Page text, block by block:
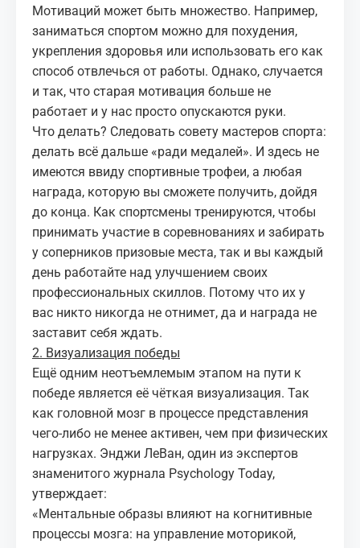
Мотиваций может быть множество. Например,
заниматься спортом можно для похудения,
укрепления здоровья или использовать его как
способ отвлечься от работы. Однако, случается
и так, что старая мотивация больше не
работает и у нас просто опускаются руки.
Что делать? Следовать совету мастеров спорта:
делать всё дальше «ради медалей». И здесь не
имеются ввиду спортивные трофеи, а любая
награда, которую вы сможете получить, дойдя
до конца. Как спортсмены тренируются, чтобы
принимать участие в соревнованиях и забирать
у соперников призовые места, так и вы каждый
день работайте над улучшением своих
профессиональных скиллов. Потому что их у
вас никто никогда не отнимет, да и награда не
заставит себя ждать.
2. Визуализация победы
Ещё одним неотъемлемым этапом на пути к
победе является её чёткая визуализация. Так
как головной мозг в процессе представления
чего-либо не менее активен, чем при физических
нагрузках. Энджи ЛеВан, один из экспертов
знаменитого журнала Psychology Today,
утверждает:
«Ментальные образы влияют на когнитивные
процессы мозга: на управление моторикой,